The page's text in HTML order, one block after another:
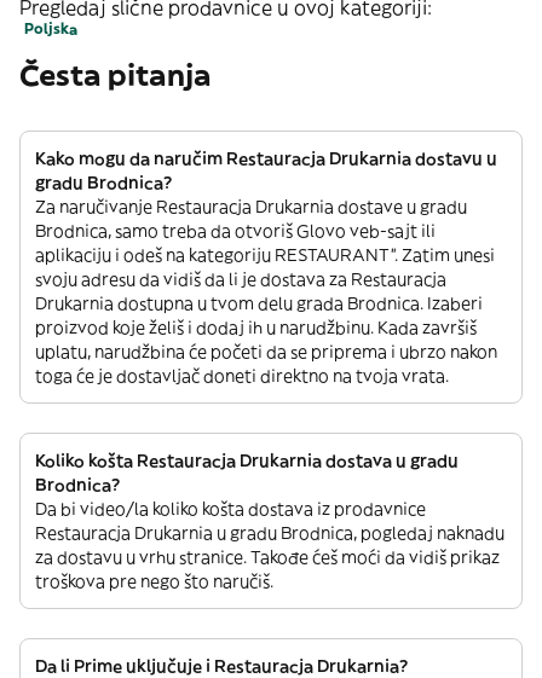
Pregledaj slične prodavnice u ovoj kategoriji:
Poljska
Česta pitanja
Kako mogu da naručim Restauracja Drukarnia dostavu u
gradu Brodnica?
Za naručivanje Restauracja Drukarnia dostave u gradu
Brodnica, samo treba da otvoriš Glovo veb-sajt ili
aplikaciju i odeš na kategoriju RESTAURANT”. Zatim unesi
svoju adresu da vidiš da li je dostava za Restauracja
Drukarnia dostupna u tvom delu grada Brodnica. Izaberi
proizvod koje želiš i dodaj ih u narudžbinu. Kada završiš
uplatu, narudžbina će početi da se priprema i ubrzo nakon
toga će je dostavljač doneti direktno na tvoja vrata.
Koliko košta Restauracja Drukarnia dostava u gradu
Brodnica?
Da bi video/la koliko košta dostava iz prodavnice
Restauracja Drukarnia u gradu Brodnica, pogledaj naknadu
za dostavu u vrhu stranice. Takođe ćeš moći da vidiš prikaz
troškova pre nego što naručiš.
Da li Prime uključuje i Restauracja Drukarnia?